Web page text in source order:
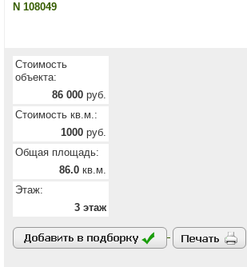
N 108049
Стоимость
объекта:
86 000 руб.
Стоимость кв.м.:
1000 руб.
Общая площадь:
86.0 кв.м.
Этаж:
3 этаж